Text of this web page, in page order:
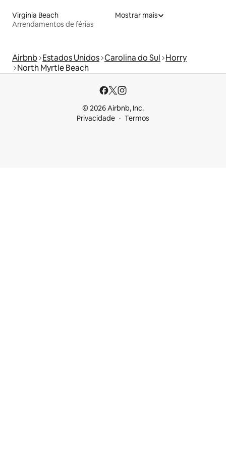
Virginia Beach
Arrendamentos de férias
Mostrar mais
Airbnb Estados Unidos Carolina do Sul Horry
North Myrtle Beach
© 2026 Airbnb, Inc.
Privacidade
Termos